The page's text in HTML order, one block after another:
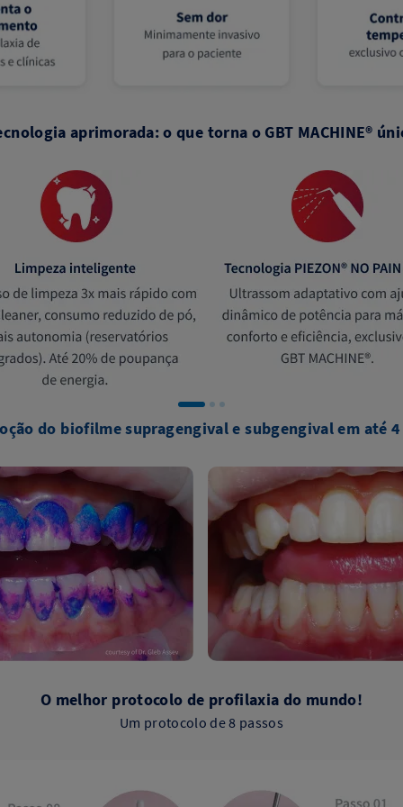
aprimorada: o que torna o GBT MACHINE®
do biofilme supragengival e subgengival em até
O melhor protocolo de profilaxia do mundo!
Um protocolo de 8 passos